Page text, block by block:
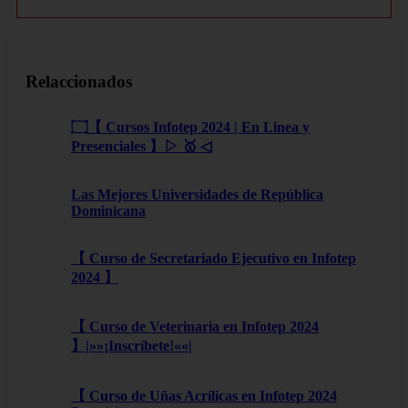
Relaccionados
۝【 Cursos Infotep 2024 | En Linea y
Presenciales 】▷ 🥇 ◁
Las Mejores Universidades de República
Dominicana
【 Curso de Secretariado Ejecutivo en Infotep
2024 】
【 Curso de Veterinaria en Infotep 2024
】|»»¡Inscríbete!««|
【 Curso de Uñas Acrílicas en Infotep 2024